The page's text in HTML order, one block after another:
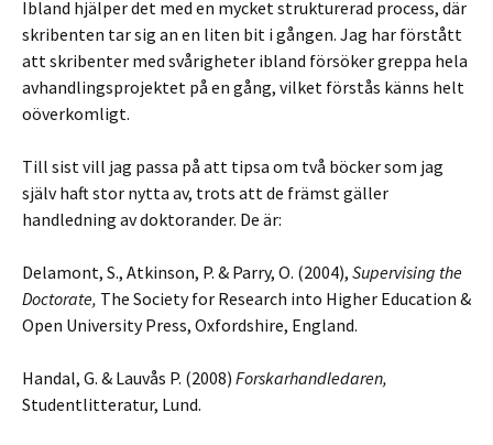
Ibland hjälper det med en mycket strukturerad process, där
skribenten tar sig an en liten bit i gången. Jag har förstått
att skribenter med svårigheter ibland försöker greppa hela
avhandlingsprojektet på en gång, vilket förstås känns helt
oöverkomligt.
Till sist vill jag passa på att tipsa om två böcker som jag
själv haft stor nytta av, trots att de främst gäller
handledning av doktorander. De är:
Delamont, S., Atkinson, P. & Parry, O. (2004), Supervising the
Doctorate, The Society for Research into Higher Education &
Open University Press, Oxfordshire, England.
Handal, G. & Lauvås P. (2008) Forskarhandledaren,
Studentlitteratur, Lund.